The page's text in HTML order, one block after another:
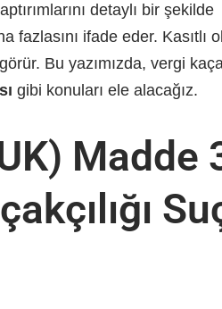
detaylı bir şekilde
fazlasını ifade eder. Kasıtlı
Bu yazımızda, vergi
gibi konuları ele alacağız.
Madde